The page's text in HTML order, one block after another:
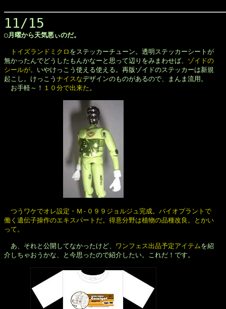
11/15
◯月曜から天気悪ぃのだ。
トイズランドミクロ をステッカーチューン。透明ステッカーシートが
無かったんでどうしたもんかなーと思って辺りをみまわせば、 ゾイドの
シールが。 いやけっこう使える使える。再版ゾイドのステッカーは新規
起こし。けっこう ナイスなデザインのものがあるので、まんま流用。
お手軽～！ １０分で出来た。
つうワケでオレ設定・Ｍ-０９９ジョルジュ完成。バイオプラントで
働く遺伝子操作のエキスパートだ。得意分野は植物の品種改良。とかい
って。
あ、それと公開してなかったけど、 ワンフェス出品予定アイテムを紹
介しちゃおうかな、と今思ったので紹介したい。これだ！です。